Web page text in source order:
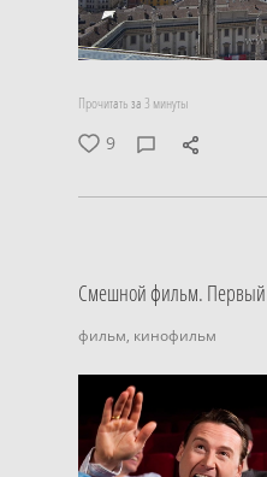
Прочитать за 3 минуты
9
Смешной фильм. Первый
фильм, кинофильм